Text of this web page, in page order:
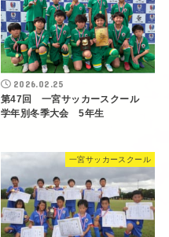
2026.02.25
第47回 一宮サッカースクール
学年別冬季大会 5年生
一宮サッカースクール